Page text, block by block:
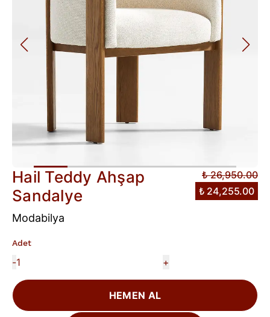
Hail Teddy Ahşap
Sandalye
₺ 26,950.00
₺ 24,255.00
Modabilya
Adet
- +
HEMEN AL